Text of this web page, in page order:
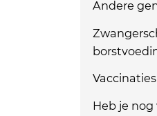
Andere
Vaccinaties
Heb je nog